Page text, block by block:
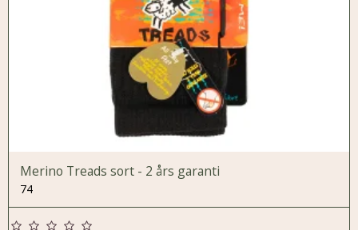
Merino Treads sort - 2 års garanti
74